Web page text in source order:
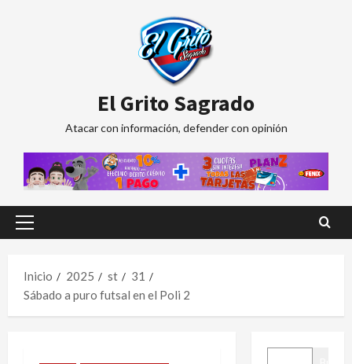
El Grito Sagrado
Atacar con información, defender con opinión
Menú
Inicio
2025 st
31
Sábado a puro futsal en el Poli 2